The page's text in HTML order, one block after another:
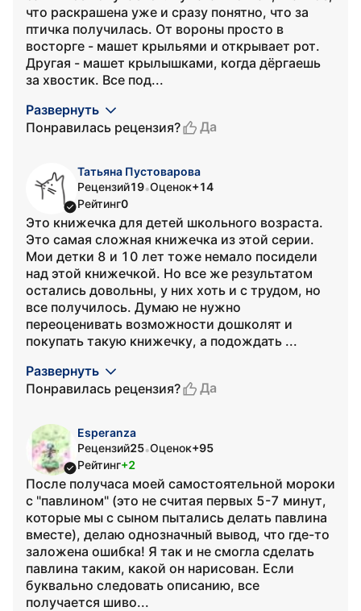
что раскрашена уже и сразу понятно, что за
птичка получилась. От вороны просто в
восторге - машет крыльями и открывает рот.
Другая - машет крылышками, когда дёргаешь
за хвостик. Все под...
Развернуть
Понравилась рецензия?
Да
Татьяна Пустоварова
Рецензий19•Оценок+14
Рейтинг0
Это книжечка для детей школьного возраста.
Это самая сложная книжечка из этой серии.
Мои детки 8 и 10 лет тоже немало посидели
над этой книжечкой. Но все же результатом
остались довольны, у них хоть и с трудом, но
все получилось. Думаю не нужно
переоценивать возможности дошколят и
покупать такую книжечку, а подождать ...
Развернуть
Понравилась рецензия?
Да
Esperanza
Рецензий25•Оценок+95
Рейтинг+2
После получаса моей самостоятельной мороки
с "павлином" (это не считая первых 5-7 минут,
которые мы с сыном пытались делать павлина
вместе), делаю однозначный вывод, что где-то
заложена ошибка! Я так и не смогла сделать
павлина таким, какой он нарисован. Если
буквально следовать описанию, все
получается шиво...